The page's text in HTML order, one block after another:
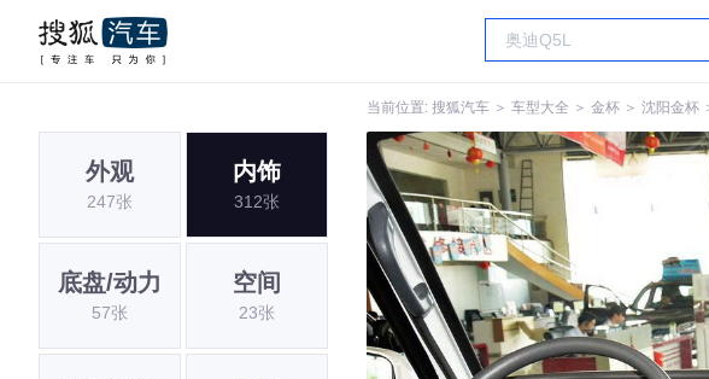
当前位置: 搜狐汽车 ＞ 车型大全 ＞ 金杯 ＞ 沈阳金杯
外观
247张
内饰
312张
底盘/动力
57张
空间
23张